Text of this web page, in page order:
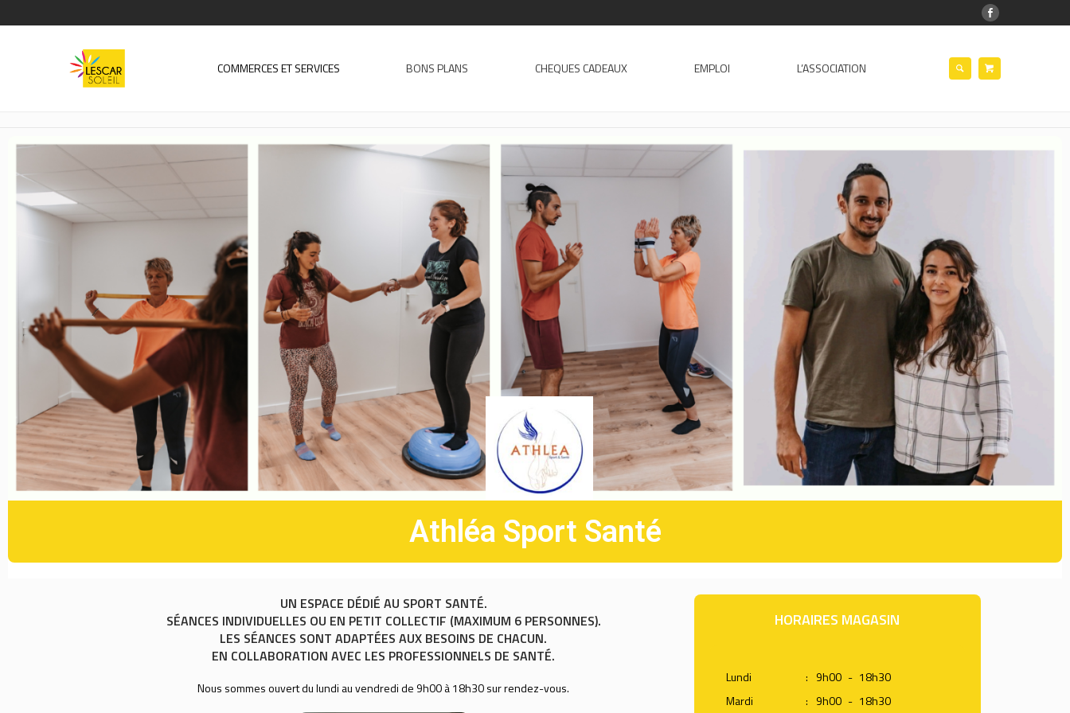
COMMERCES ET SERVICES BONS PLANS CHEQUES CADEAUX EMPLOI L’ASSOCIATION
Athléa Sport Santé
UN ESPACE DÉDIÉ AU SPORT SANTÉ.
SÉANCES INDIVIDUELLES OU EN PETIT COLLECTIF (MAXIMUM 6 PERSONNES).
LES SÉANCES SONT ADAPTÉES AUX BESOINS DE CHACUN.
EN COLLABORATION AVEC LES PROFESSIONNELS DE SANTÉ.
Nous sommes ouvert du lundi au vendredi de 9h00 à 18h30 sur rendez-vous.
HORAIRES MAGASIN
Lundi : 9h00 - 18h30
Mardi
: 9h00 - 18h30